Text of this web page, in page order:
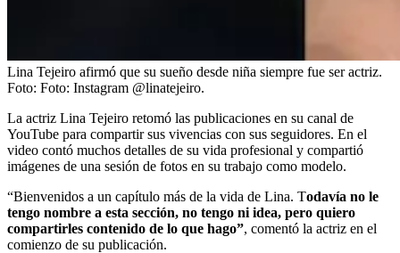
Lina Tejeiro afirmó que su sueño desde niña siempre fue ser actriz.
Foto: Foto: Instagram @linatejeiro.
La actriz Lina Tejeiro retomó las publicaciones en su canal de
YouTube para compartir sus vivencias con sus seguidores. En el
video contó muchos detalles de su vida profesional y compartió
imágenes de una sesión de fotos en su trabajo como modelo.
“Bienvenidos a un capítulo más de la vida de Lina. Todavía no le
tengo nombre a esta sección, no tengo ni idea, pero quiero
compartirles contenido de lo que hago”, comentó la actriz en el
comienzo de su publicación.